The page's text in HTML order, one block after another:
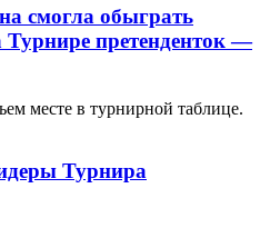
смогла обыграть
претенденток —
месте в турнирной таблице.
Турнира